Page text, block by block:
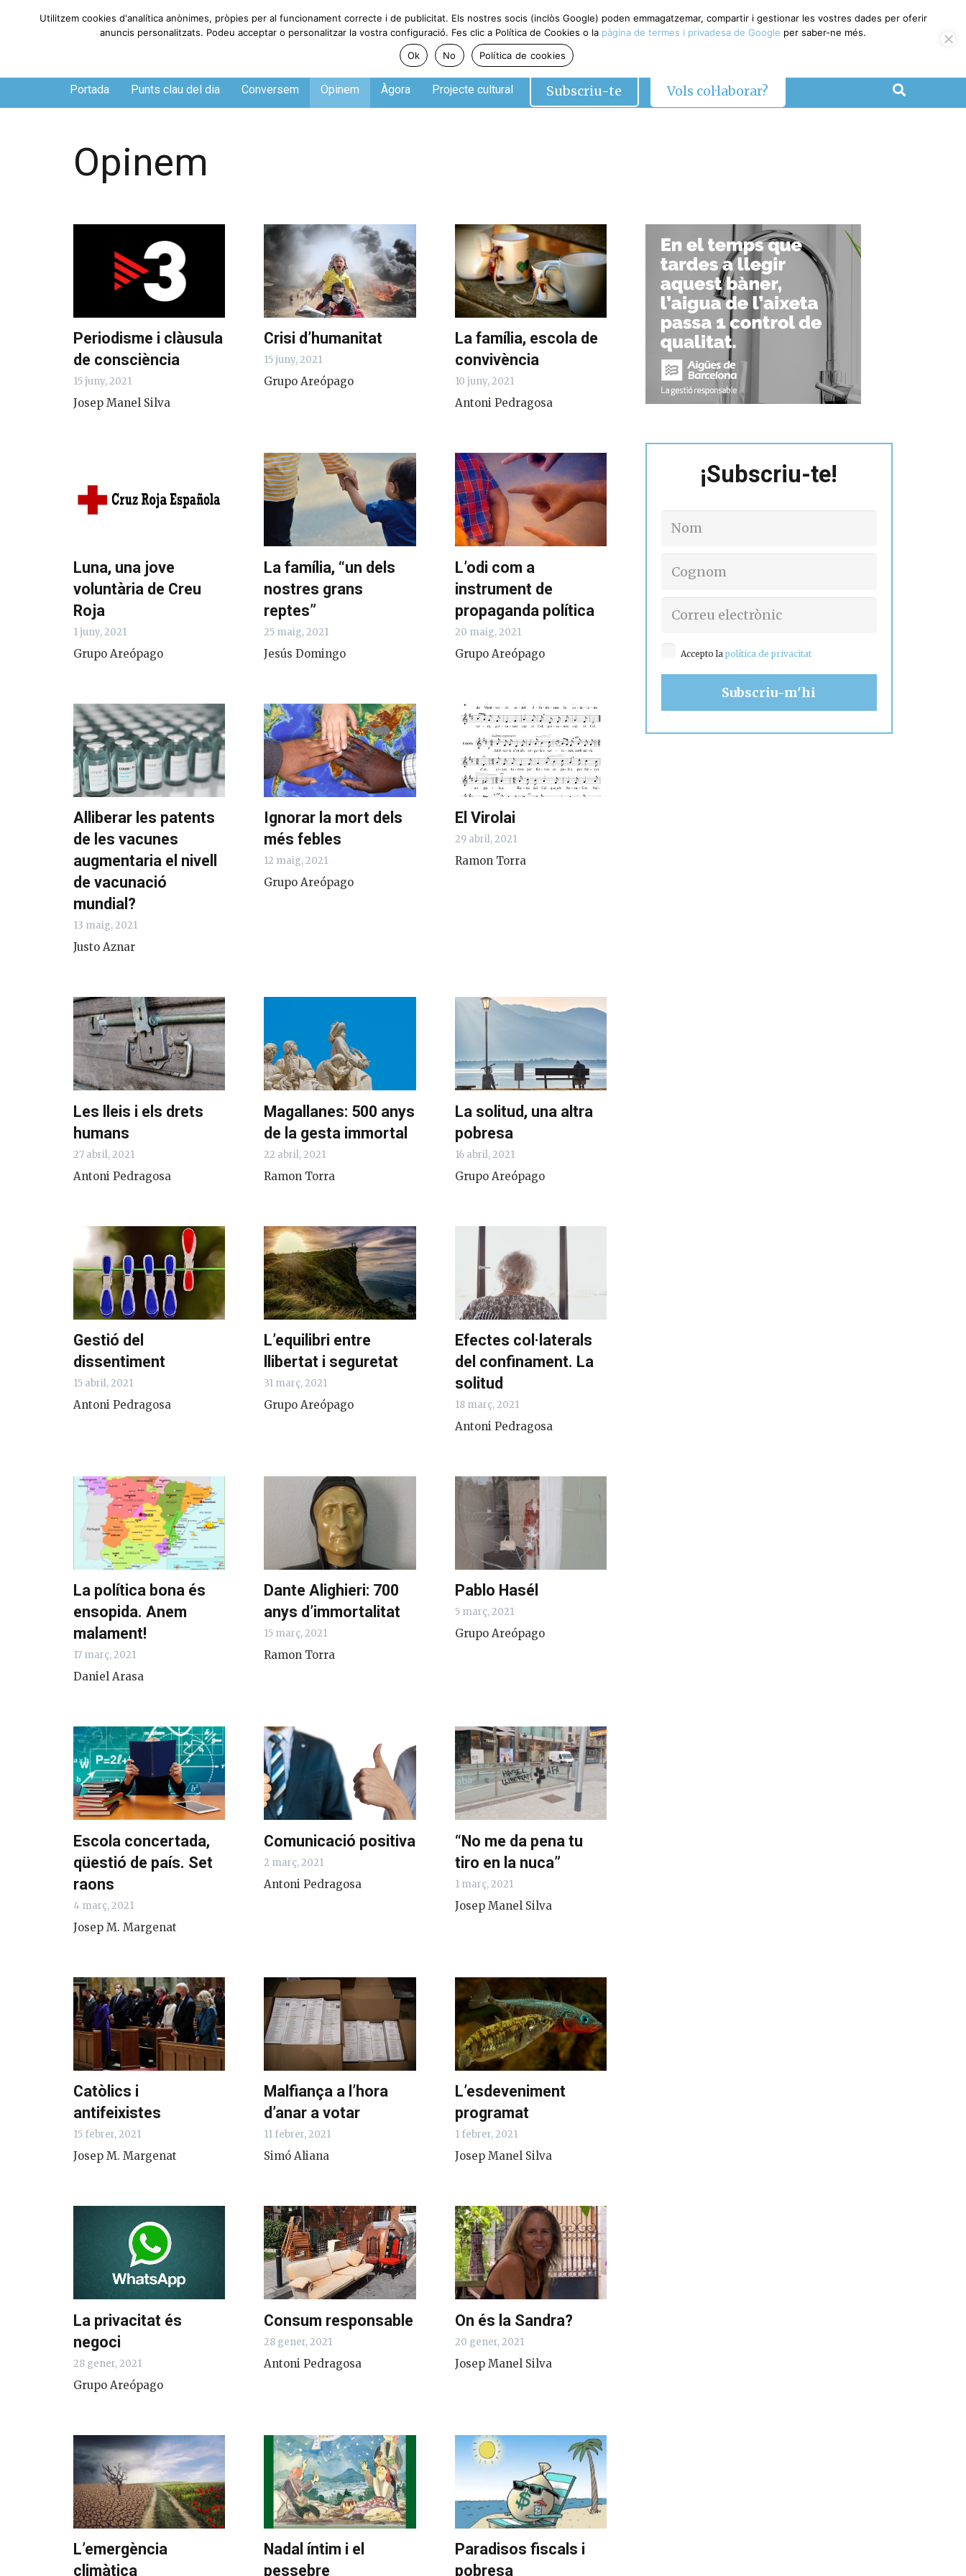
Dissabte, 8 de agosto de 2026
Portada Punts clau del dia Conversem Opinem Àgora Projecte cultural Subscriu-te Vols col·laborar?
Opinem
Periodisme i clàusula
de consciència
15 juny, 2021
Josep Manel Silva
Crisi d’humanitat
15 juny, 2021
Grupo Areópago
La família, escola de
convivència
10 juny, 2021
Antoni Pedragosa
Luna, una jove
voluntària de Creu
Roja
1 juny, 2021
Grupo Areópago
La família, “un dels
nostres grans
reptes”
25 maig, 2021
Jesús Domingo
L’odi com a
instrument de
propaganda política
20 maig, 2021
Grupo Areópago
Alliberar les patents
de les vacunes
augmentaria el nivell
de vacunació
mundial?
13 maig, 2021
Justo Aznar
Ignorar la mort dels
més febles
12 maig, 2021
Grupo Areópago
El Virolai
29 abril, 2021
Ramon Torra
Les lleis i els drets
humans
27 abril, 2021
Antoni Pedragosa
Magallanes: 500 anys
de la gesta immortal
22 abril, 2021
Ramon Torra
La solitud, una altra
pobresa
16 abril, 2021
Grupo Areópago
Gestió del
dissentiment
15 abril, 2021
Antoni Pedragosa
L’equilibri entre
llibertat i seguretat
31 març, 2021
Grupo Areópago
Efectes col·laterals
del confinament. La
solitud
18 març, 2021
Antoni Pedragosa
La política bona és
ensopida. Anem
malament!
17 març, 2021
Daniel Arasa
Dante Alighieri: 700
anys d’immortalitat
15 març, 2021
Ramon Torra
Pablo Hasél
5 març, 2021
Grupo Areópago
Escola concertada,
qüestió de país. Set
raons
4 març, 2021
Josep M. Margenat
Comunicació positiva
2 març, 2021
Antoni Pedragosa
“No me da pena tu
tiro en la nuca”
1 març, 2021
Josep Manel Silva
Catòlics i
antifeixistes
15 febrer, 2021
Josep M. Margenat
Malfiança a l’hora
d’anar a votar
11 febrer, 2021
Simó Aliana
L’esdeveniment
programat
1 febrer, 2021
Josep Manel Silva
La privacitat és
negoci
28 gener, 2021
Grupo Areópago
Consum responsable
28 gener, 2021
Antoni Pedragosa
On és la Sandra?
20 gener, 2021
Josep Manel Silva
L’emergència
climàtica
Nadal íntim i el
pessebre
Paradisos fiscals i
pobresa
¡Subscriu-te!
Accepto la política de privacitat
Utilitzem cookies d'analítica anònimes, pròpies per al funcionament correcte i de publicitat. Els nostres socis (inclòs Google) poden emmagatzemar, compartir i gestionar les vostres dades per oferir
anuncis personalitzats. Podeu acceptar o personalitzar la vostra configuració. Fes clic a Política de Cookies o la pàgina de termes i privadesa de Google per saber-ne més.
Ok
No Política de cookies